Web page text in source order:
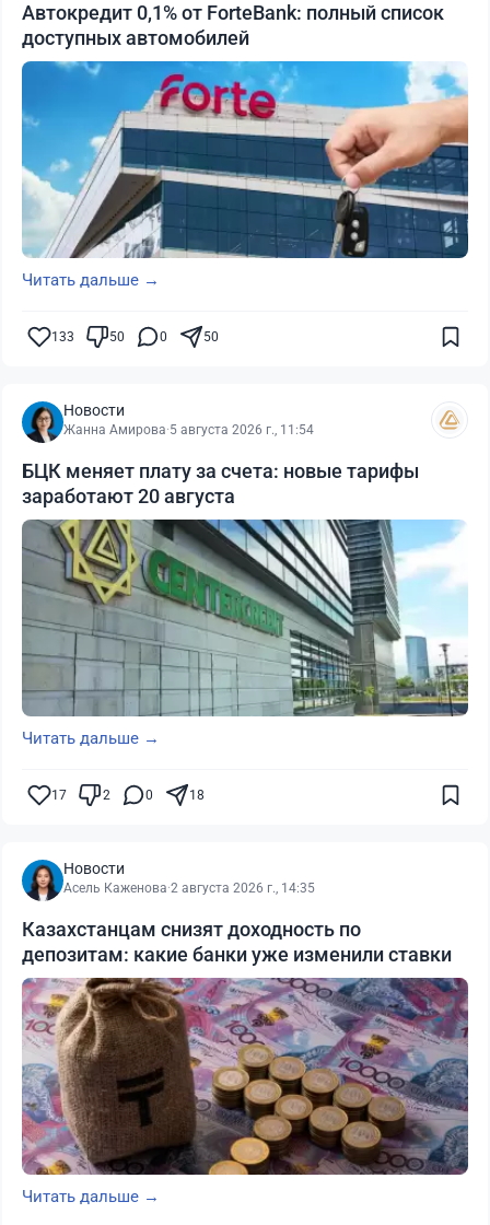
Автокредит 0,1% от ForteBank: полный список
доступных автомобилей
Читать дальше →
133 50 0 50
Новости
Жанна Амирова·5 августа 2026 г., 11:54
БЦК меняет плату за счета: новые тарифы
заработают 20 августа
Читать дальше →
17 2 0 18
Новости
Асель Каженова·2 августа 2026 г., 14:35
Казахстанцам снизят доходность по
депозитам: какие банки уже изменили ставки
Читать дальше →